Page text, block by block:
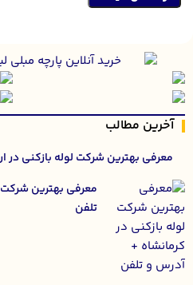
آخرین مطالب
معرفی بهترین شرکت لوله بازکنی در
معرفی بهترین شرکت
تلفن